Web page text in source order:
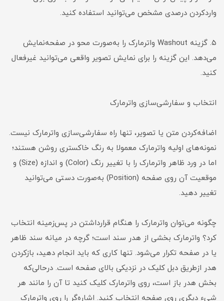
واردکردن درصدی مشخص می‌توانید استفاده کنید.
۵. گزینه Washout واترمارک را به‌صورت محو در صفحه‌نمایش
می‌دهد. این گزینه را برای نمایش تصویر واقعی می‌توانید غیرفعال
کنید.
انتخاب و سفارشی‌سازی واترمارک
اضافه‌کردن متن یا تصویر، تنها راه سفارشی‌سازی واترمارک نیست.
نمونه‌های اولیه واترمارک معمولا به رنگ خاکستری روشن هستند؛
اما در ورد ظاهر واترمارک را با تغییر رنگ (Color) و اندازه (Size) و
موقعیت آن روی صفحه (Position) به‌صورت دستی می‌توانید
تغییر دهید.
چگونه می‌توان واترمارک را هنگام قرارداشتن در پس‌زمینه انتخاب
کرد؟ واترمارک بخشی از هدر سند است؛ گرچه در میانه سند ظاهر
یا در صفحه تکرار می‌شود. تنها کاری که باید انجام دهید، بازکردن
هدر ازطریق دبل کلیک در نزدیکی بالای صفحه است. درحالی‌که
بخش هدر باز است، روی واترمارک کلیک کنید تا آن را مانند هر
شیء دیگری روی صفحه انتخاب کنید. اشاره‌گر را روی واترمارک